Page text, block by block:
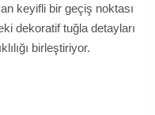
keyifli bir geçiş noktası
dekoratif tuğla detayları
birleştiriyor.